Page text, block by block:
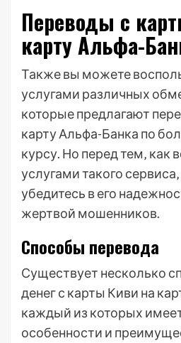
Переводы с
карту Альфа-
Также вы можете
услугами различных
которые предлагают
карту Альфа-Банка по
курсу. Но перед тем‚ как
услугами такого
убедитесь в его
жертвой мошенников.
Способы перевода
Существует несколько
денег с карты Киви на
каждый из которых
особенности и